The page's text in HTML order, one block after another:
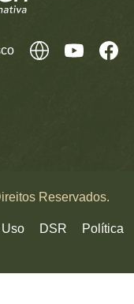
Reservados.
DSR
Política